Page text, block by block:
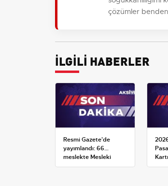
çözümler
İLGİLİ HABERLER
Resmi Gazete'de
yayımlandı: 66
meslekte Mesleki
Yeterlilik Belgesi